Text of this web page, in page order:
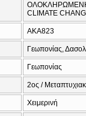
ΟΛΟΚΛΗΡΩΜΕΝΗ
CLIMATE
AKA823
Γεωπονίας,
Γεωπονίας
2ος /
Χειμερινή